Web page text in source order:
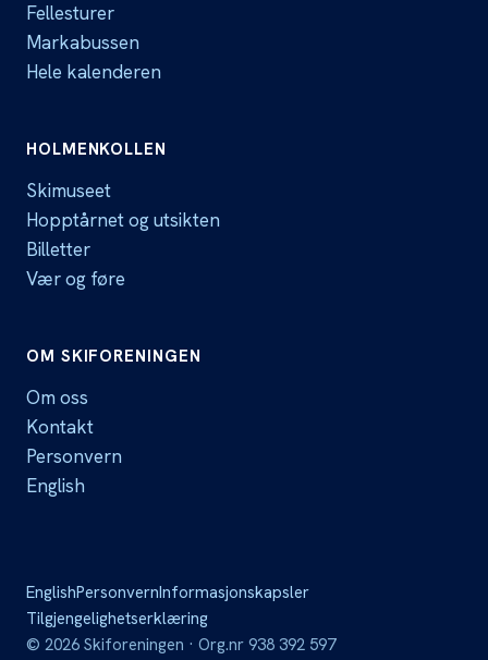
Fellesturer
Markabussen
Hele kalenderen
HOLMENKOLLEN
Skimuseet
Hopptårnet og utsikten
Billetter
Vær og føre
OM SKIFORENINGEN
Om oss
Kontakt
Personvern
English
EnglishPersonvernInformasjonskapsler
Tilgjengelighetserklæring
© 2026 Skiforeningen · Org.nr 938 392 597